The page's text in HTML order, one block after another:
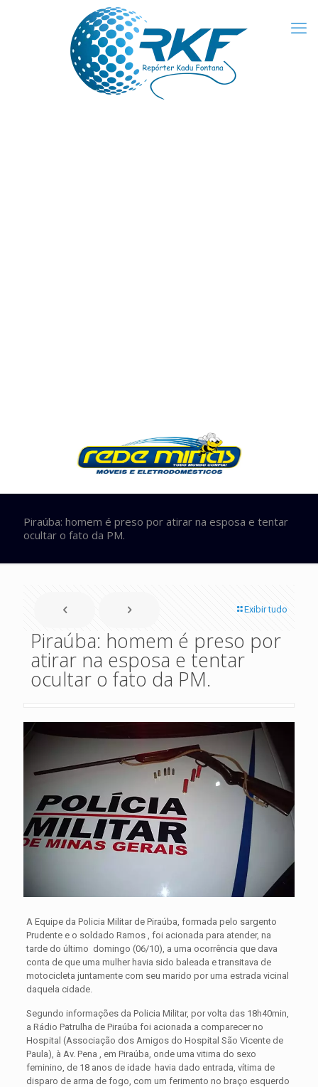
Piraúba: homem é preso por atirar na esposa e tentar
ocultar o fato da PM.
Exibir tudo
Piraúba: homem é preso por
atirar na esposa e tentar
ocultar o fato da PM.
A Equipe da Policia Militar de Piraúba, formada pelo sargento
Prudente e o soldado Ramos , foi acionada para atender, na
tarde do último domingo (06/10), a uma ocorrência que dava
conta de que uma mulher havia sido baleada e transitava de
motocicleta juntamente com seu marido por uma estrada vicinal
daquela cidade.
Segundo informações da Policia Militar, por volta das 18h40min,
a Rádio Patrulha de Piraúba foi acionada a comparecer no
Hospital (Associação dos Amigos do Hospital São Vicente de
Paula), à Av. Pena , em Piraúba, onde uma vitima do sexo
feminino, de 18 anos de idade havia dado entrada, vítima de
disparo de arma de fogo, com um ferimento no braço esquerdo